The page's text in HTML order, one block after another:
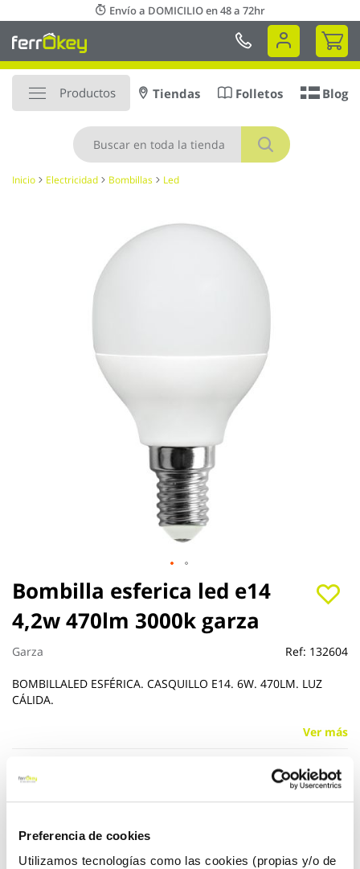
Preferencia de cookies
Utilizamos tecnologías como las cookies (propias y/o de
al
contenido
Envío a DOMICILIO en 48 a 72hr
Mi
Productos
Buscar
Tiendas Folletos Blog
Inicio Electricidad Bombillas Led
Bombilla esferica led e14
4,2w 470lm 3000k garza
Garza Ref: 132604
BOMBILLALED ESFÉRICA. CASQUILLO E14. 6W. 470LM. LUZ
CÁLIDA.
Ver más
2,52 €
Saltar
al
comienzo
de
la
de
imágenes